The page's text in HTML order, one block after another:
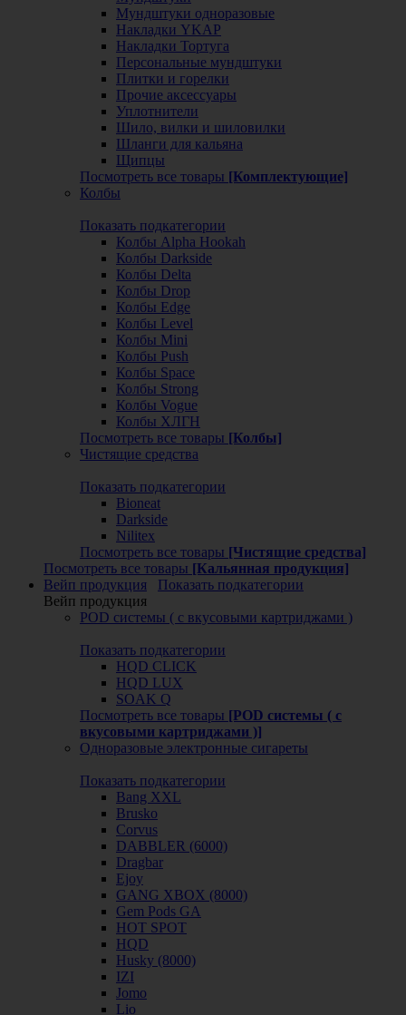
Мундштуки одноразовые
Накладки YKAP
Накладки Тортуга
Персональные мундштуки
Плитки и горелки
Прочие аксессуары
Уплотнители
Шило, вилки и шиловилки
Шланги для кальяна
Щипцы
Посмотреть все товары [Комплектующие]
Колбы
Показать подкатегории
Колбы Alpha Hookah
Колбы Darkside
Колбы Delta
Колбы Drop
Колбы Edge
Колбы Level
Колбы Mini
Колбы Push
Колбы Space
Колбы Strong
Колбы Vogue
Колбы ХЛГН
Посмотреть все товары [Колбы]
Чистящие средства
Показать подкатегории
Bioneat
Darkside
Nilitex
Посмотреть все товары [Чистящие средства]
Посмотреть все товары [Кальянная продукция]
Вейп продукция
Показать подкатегории
Вейп продукция
POD системы ( с вкусовыми картриджами )
Показать подкатегории
HQD CLICK
HQD LUX
SOAK Q
Посмотреть все товары [POD системы ( с
вкусовыми картриджами )]
Одноразовые электронные сигареты
Показать подкатегории
Bang XXL
Brusko
Corvus
DABBLER (6000)
Dragbar
Ejoy
GANG XBOX (8000)
Gem Pods GA
HOT SPOT
HQD
Husky (8000)
IZI
Jomo
Lio